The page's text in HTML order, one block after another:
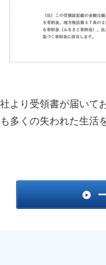
より受領書が届いて
多くの失われた生活